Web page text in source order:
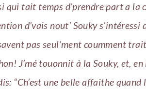
qui tait temps d’prendre part a la
d’vais nout’ Souky s’intéressi
pas seul’ment coumment
J’mé touonnit à la Souky, et,
“Ch’est une belle affaithe